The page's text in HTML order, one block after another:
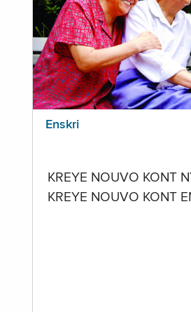
Enskri
KREYE NOUVO KONT
KREYE NOUVO KONT